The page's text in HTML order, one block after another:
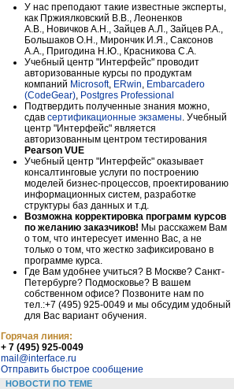
У нас преподают такие известные эксперты,
как Пржиялковский В.В., Леоненков
А.В., Новичков А.Н., Зайцев А.Л., Зайцев Р.А.,
Большаков О.Н., Мирончик И.Я., Саксонов
А.А., Пригодина Н.Ю., Красникова С.А.
Учебный центр "Интерфейс" проводит
авторизованные курсы по продуктам
компаний Microsoft, ERwin Embarcadero
(CodeGear) Postgres Professional
Подтвердить полученные знания можно,
сдав сертификационные экзамены . Учебный
центр "Интерфейс" является
авторизованным центром тестирования
Pearson VUE
Учебный центр "Интерфейс" оказывает
консалтинговые услуги по построению
моделей бизнес-процессов, проектированию
информационных систем, разработке
структуры баз данных и т.д.
Возможна корректировка программ курсов
по желанию заказчиков! Мы расскажем Вам
о том, что интересует именно Вас, а не
только о том, что жестко зафиксировано в
программе курса.
Где Вам удобнее учиться? В Москве? Санкт-
Петербурге? Подмосковье? В вашем
собственном офисе? Позвоните нам по
тел.:+7 (495) 925-0049 и мы обсудим удобный
для Вас вариант обучения.
Горячая линия:
+ 7 (495) 925-0049
mail@interface.ru
Отправить быстрое сообщение
НОВОСТИ ПО ТЕМЕ